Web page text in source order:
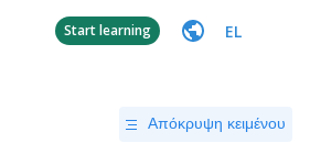
Start learning EL
Απόκρυψη κειμένου